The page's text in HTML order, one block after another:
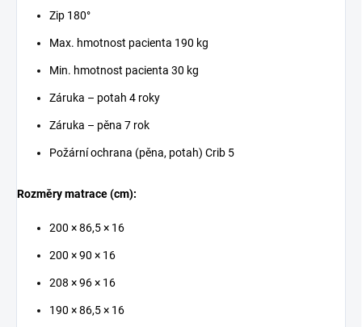
Zip 180°
Max. hmotnost pacienta 190 kg
Min. hmotnost pacienta 30 kg
Záruka – potah 4 roky
Záruka – pěna 7 rok
Požární ochrana (pěna, potah) Crib 5
Rozměry matrace (cm):
200 × 86,5 × 16
200 × 90 × 16
208 × 96 × 16
190 × 86,5 × 16